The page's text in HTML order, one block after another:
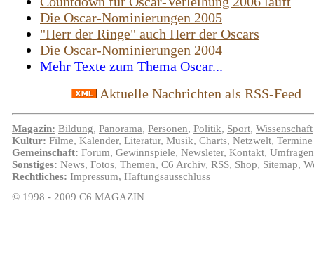
Die Oscar-Nominierungen 2005
"Herr der Ringe" auch Herr der Oscars
Die Oscar-Nominierungen 2004
Mehr Texte zum Thema Oscar...
Aktuelle Nachrichten als RSS-Feed
Magazin: Bildung, Panorama, Personen, Politik, Sport, Wissenschaft
Kultur: Filme, Kalender, Literatur, Musik, Charts, Netzwelt, Termine
Gemeinschaft: Forum, Gewinnspiele, Newsleter, Kontakt, Umfragen
Sonstiges: News, Fotos, Themen, C6 Archiv, RSS, Shop, Sitemap,
Rechtliches: Impressum, Haftungsausschluss
© 1998 - 2009 C6 MAGAZIN